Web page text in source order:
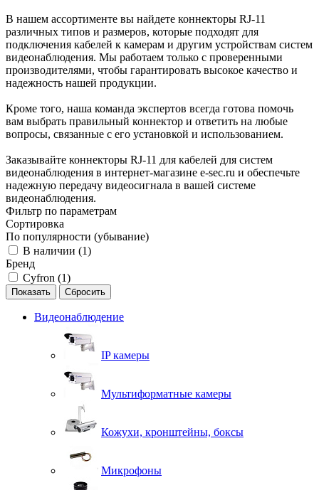
В нашем ассортименте вы найдете коннекторы RJ-11
различных типов и размеров, которые подходят для
подключения кабелей к камерам и другим устройствам систем
видеонаблюдения. Мы работаем только с проверенными
производителями, чтобы гарантировать высокое качество и
надежность нашей продукции.
Кроме того, наша команда экспертов всегда готова помочь
вам выбрать правильный коннектор и ответить на любые
вопросы, связанные с его установкой и использованием.
Заказывайте коннекторы RJ-11 для кабелей для систем
видеонаблюдения в интернет-магазине e-sec.ru и обеспечьте
надежную передачу видеосигнала в вашей системе
видеонаблюдения.
Фильтр по параметрам
Сортировка
По популярности (убывание)
В наличии (1)
Бренд
Cyfron (1)
Сбросить
Видеонаблюдение
IP камеры
Мультиформатные камеры
Кожухи, кронштейны, боксы
Микрофоны